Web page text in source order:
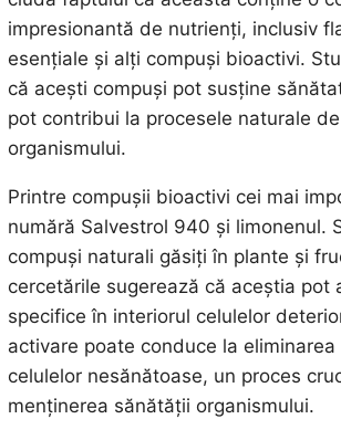
impresionantă de nutrienți, inclusiv
esențiale și alți compuși bioactivi.
că acești compuși pot susține
pot contribui la procesele naturale
organismului.
Printre compușii bioactivi cei mai
numără Salvestrol 940 și limonenul.
compuși naturali găsiți în plante și
cercetările sugerează că aceștia pot
specifice în interiorul celulelor
activare poate conduce la eliminarea
celulelor nesănătoase, un proces
menținerea sănătății organismului.